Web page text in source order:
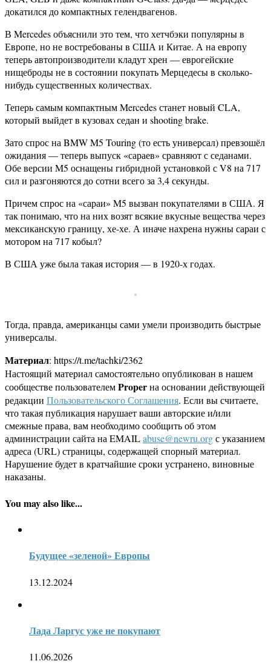
докатился до компактных гелендвагенов.
В Mercedes объяснили это тем, что хетчбэки популярны в
Европе, но не востребованы в США и Китае. А на европу
теперь автопроизводители кладут хрен — еврогейские
нищеброды не в состоянии покупать Мерцедесы в сколько-
нибудь существенных количествах.
Теперь самым компактным Mercedes станет новый CLA,
который выйдет в кузовах седан и shooting brake.
Зато спрос на BMW M5 Touring (то есть универсал) превзошёл
ожидания — теперь выпуск «сараев» сравняют с седанами.
Обе версии M5 оснащены гибридной установкой с V8 на 717
сил и разгоняются до сотни всего за 3,4 секунды.
Причем спрос на «сараи» M5 вызван покупателями в США. Я
так понимаю, что на них возят всякие вкусные вещества через
мексиканскую границу, хе-хе. А иначе нахрена нужны сараи с
мотором на 717 кобыл?
В США уже была такая история — в 1920-х годах.
Тогда, правда, американцы сами умели производить быстрые
универсалы.
Материал: https://t.me/tachki/2362
Настоящий материал самостоятельно опубликован в нашем
сообществе пользователемProperна основании действующей
редакции Пользовательского Соглашения. Если вы считаете,
что такая публикация нарушает ваши авторские и/или
смежные права, вам необходимо сообщить об этом
администрации сайта на EMAILabuse@newru.orgс указанием
адреса (URL) страницы, содержащей спорный материал.
Нарушение будет в кратчайшие сроки устранено, виновные
наказаны.
You may also like...
Будущее «зеленой» Европы
13.12.2024
Лада Ларгус уже не покупают
11.06.2026